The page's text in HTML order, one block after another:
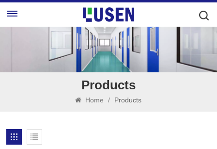
Products
Home / Products